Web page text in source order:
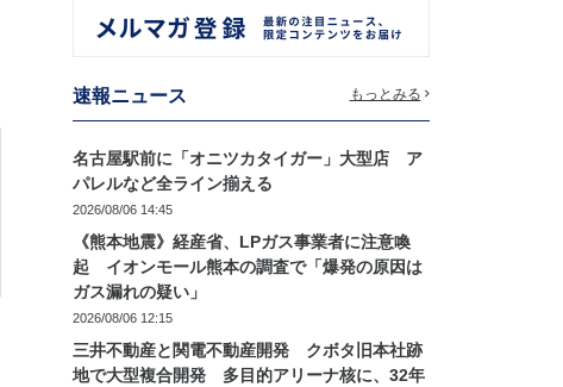
速報ニュース もっとみる
名古屋駅前に「オニツカタイガー」大型店 ア
パレルなど全ライン揃える
2026/08/06 14:45
《熊本地震》経産省、LPガス事業者に注意喚
起 イオンモール熊本の調査で「爆発の原因は
ガス漏れの疑い」
2026/08/06 12:15
三井不動産と関電不動産開発 クボタ旧本社跡
地で大型複合開発 多目的アリーナ核に、32年